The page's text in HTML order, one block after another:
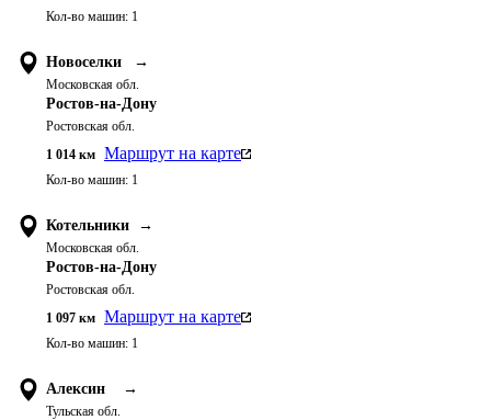
Кол-во машин: 1
Новоселки →
Московская обл.
Ростов-на-Дону
Ростовская обл.
1 014 км Маршрут на карте
Кол-во машин: 1
Котельники →
Московская обл.
Ростов-на-Дону
Ростовская обл.
1 097 км Маршрут на карте
Кол-во машин: 1
Алексин →
Тульская обл.